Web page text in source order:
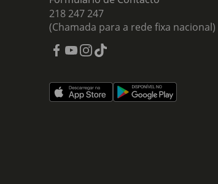
218 247 247
(Chamada para a rede fixa nacional)